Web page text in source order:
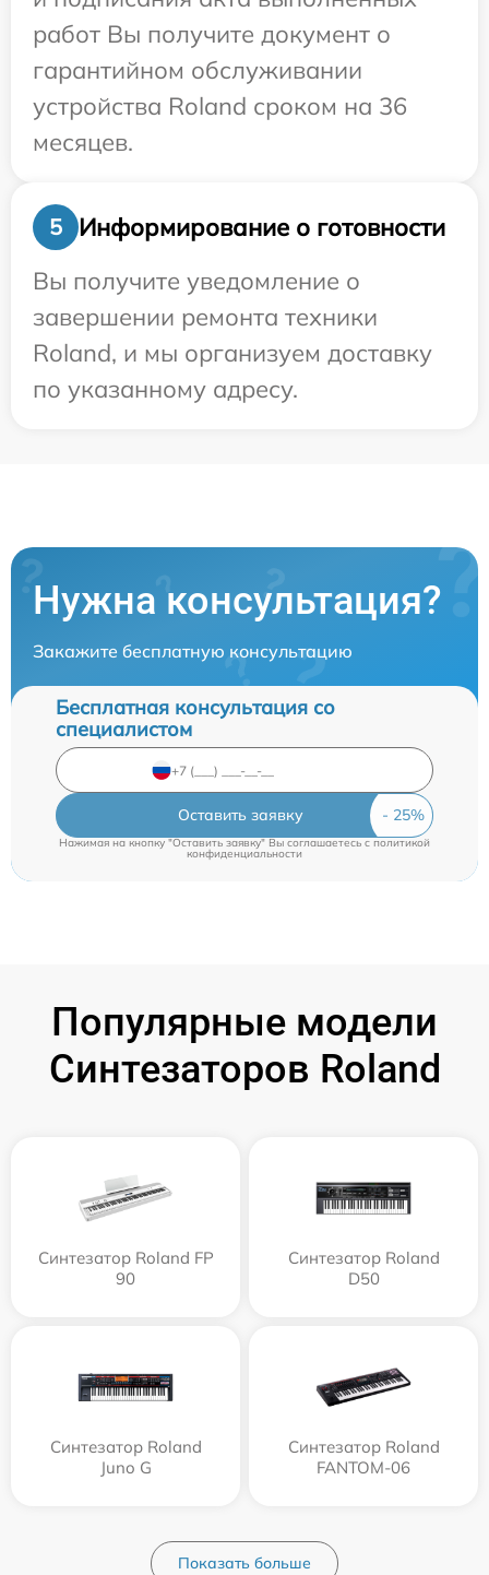
работ Вы получите документ о
гарантийном обслуживании
устройства Roland сроком на 36
месяцев.
5
Информирование о готовности
Вы получите уведомление о
завершении ремонта техники
Roland, и мы организуем доставку
по указанному адресу.
Нужна консультация?
Закажите бесплатную консультацию
Бесплатная консультация со
специалистом
Оставить заявку
Нажимая на кнопку "Оставить заявку" Вы соглашаетесь c политикой
конфиденциальности
Популярные модели
Синтезаторов Roland
Синтезатор Roland FP
90
Синтезатор Roland
D50
Синтезатор Roland
Juno G
Синтезатор Roland
FANTOM-06
Показать больше